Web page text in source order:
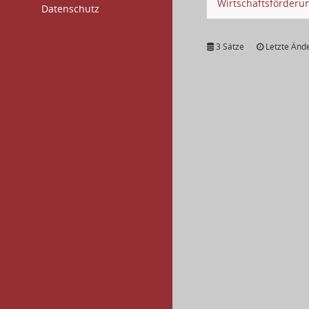
Datenschutz
3 Sätze Letzte